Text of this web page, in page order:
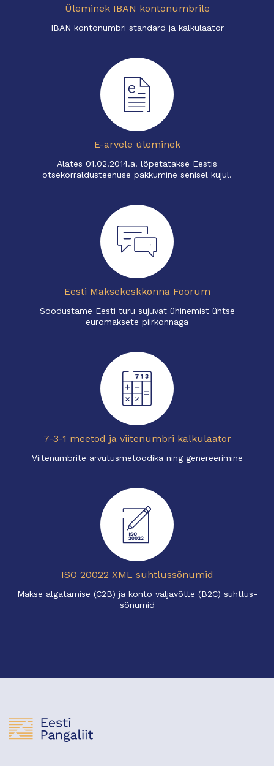
Üleminek IBAN kontonumbrile
IBAN kontonumbri standard ja kalkulaator
E-arvele üleminek
Alates 01.02.2014.a. lõpetatakse Eestis
otsekorraldusteenuse pakkumine senisel kujul.
Eesti Maksekeskkonna Foorum
Soodustame Eesti turu sujuvat ühinemist ühtse
euromaksete piirkonnaga
7-3-1 meetod ja viitenumbri kalkulaator
Viitenumbrite arvutusmetoodika ning genereerimine
ISO 20022 XML suhtlussõnumid
Makse algatamise (C2B) ja konto väljavõtte (B2C) suhtlus-
sõnumid